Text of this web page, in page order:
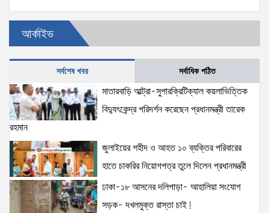
প্রত্যেক অপরাধীর বিচার এ দেশেই হবে, সে যত শক্তিশালীই
হোক না কেন—চট্টগ্রামে জুলাই গণঅভ্যুত্থান দিবসে প্রতিমন্ত্রী
ব্যারিস্টার মীর হেলাল
6 views|posted on August 5, 2026
জনআকাঙ্ক্ষা ও জুলাই সনদের আলোকে বৈষম্যহীন বাংলাদেশ
গড়তে সরকার প্রতিশ্রুতিবদ্ধ- প্রতিমন্ত্রী ব্যারিস্টার মীর হেলাল
6 views| posted on August 5, 2026
আর্কাইভ
সর্বশেষ খবর সর্বাধিক পঠিত
মাতারবাড়ি আল্ট্রা-সুপারক্রিটিক্যাল কয়লাভিত্তিক
বিদ্যুৎকেন্দ্র পরিদর্শন করেছেন প্রধানমন্ত্রী তারেক
রহমান
জুলাইয়ের শহীদ ও আহত ১০ ব্যক্তির পরিবারের
হাতে চাকরির নিয়োগপত্র তুলে দিলেন প্রধানমন্ত্রী
ঢাকা-১৮ আসনের দলিপাড়া- আহালিয়া সংযোগ
সড়ক- দখলমুক্ত রাস্তা চাই!